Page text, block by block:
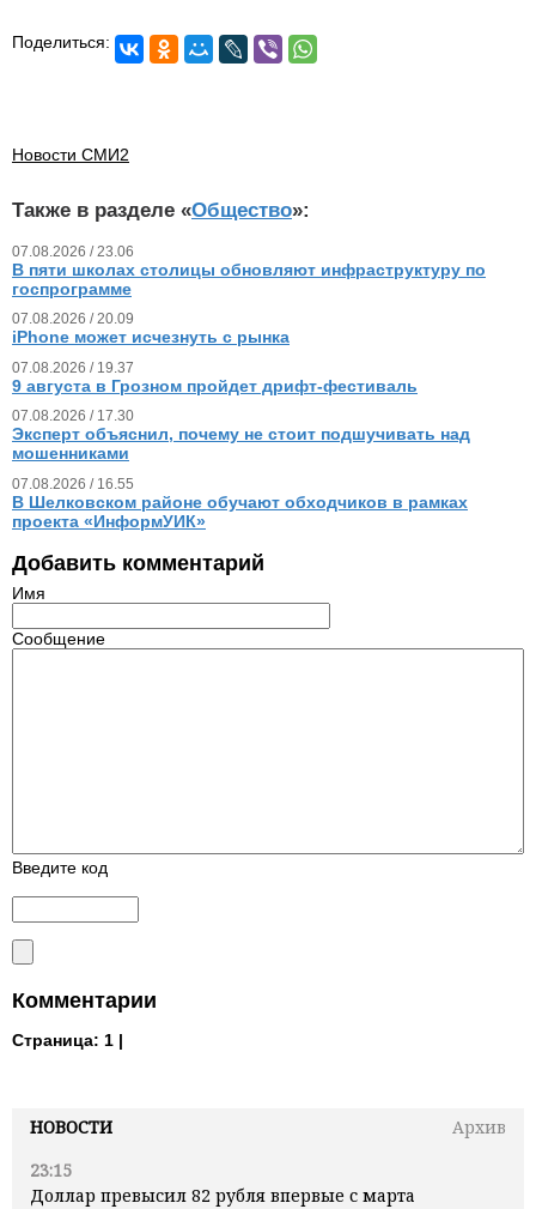
НОВОСТИ
Архив
23:15
Доллар превысил 82 рубля впервые с марта
Поделиться:
Новости СМИ2
Также в разделе «Общество»:
07.08.2026 / 23.06
В пяти школах столицы обновляют инфраструктуру по
госпрограмме
07.08.2026 / 20.09
iPhone может исчезнуть с рынка
07.08.2026 / 19.37
9 августа в Грозном пройдет дрифт-фестиваль
07.08.2026 / 17.30
Эксперт объяснил, почему не стоит подшучивать над
мошенниками
07.08.2026 / 16.55
В Шелковском районе обучают обходчиков в рамках
проекта «ИнформУИК»
Добавить комментарий
Имя
Сообщение
Введите код
Комментарии
Страница: 1 |